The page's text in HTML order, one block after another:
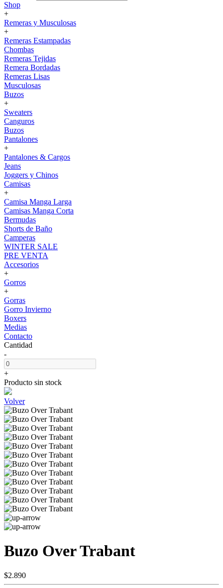
Shop
+
Remeras y Musculosas
+
Remeras Estampadas
Chombas
Remeras Tejidas
Remera Bordadas
Remeras Lisas
Musculosas
Buzos
+
Sweaters
Canguros
Buzos
Pantalones
+
Pantalones & Cargos
Jeans
Joggers y Chinos
Camisas
+
Camisa Manga Larga
Camisas Manga Corta
Bermudas
Shorts de Baño
Camperas
WINTER SALE
PRE VENTA
Accesorios
+
Gorros
+
Gorras
Gorro Invierno
Boxers
Medias
Contacto
Cantidad
-
+
Producto sin stock
Volver
Buzo Over Trabant
$2.890